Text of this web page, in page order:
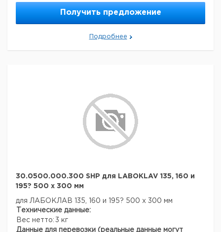
Получить предложение
Подробнее
30.0500.000.300 SHP для LABOKLAV 135, 160 и
195? 500 х 300 мм
для ЛАБОКЛАВ 135, 160 и 195? 500 х 300 мм
Технические данные:
Вес нетто: 3 кг
Данные для перевозки (реальные данные могут